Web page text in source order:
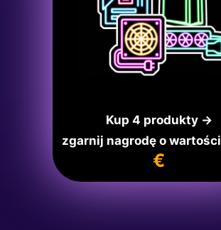
Kup 4 produkty →
zgarnij nagrodę o wartości
€